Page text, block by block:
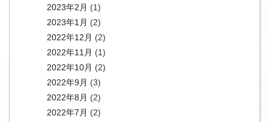
2023年2月 (1)
2023年1月 (2)
2022年12月 (2)
2022年11月 (1)
2022年10月 (2)
2022年9月 (3)
2022年8月 (2)
2022年7月 (2)